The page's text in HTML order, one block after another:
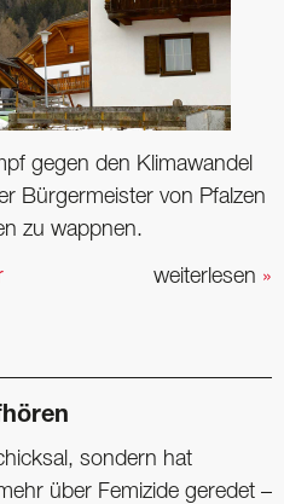
gegen den Klimawandel
Bürgermeister von Pfalzen
zu wappnen.
weiterlesen »
sondern hat
über Femizide geredet –